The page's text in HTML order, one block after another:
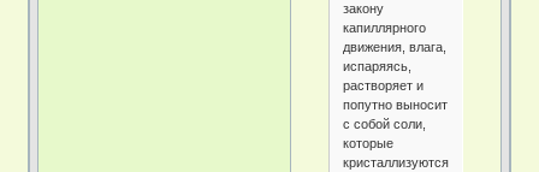
закону
капиллярного
движения, влага,
испаряясь,
растворяет и
попутно выносит
с собой соли,
которые
кристаллизуются